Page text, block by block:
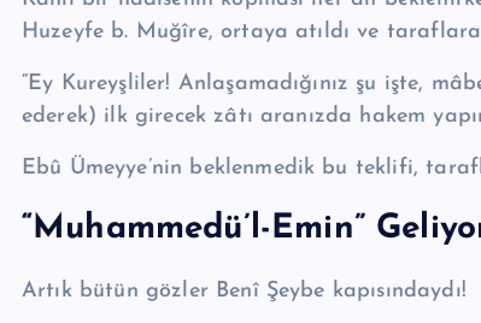
Huzeyfe b. Muğîre, ortaya atıldı ve
“Ey Ku­reyşliler! Anlaşamadığınız şu işte,
ederek) ilk girecek zâtı aranızda hakem
Ebû Ümeyye’nin beklenmedik bu teklifi,
“Muhammedü’l-Emin”
Artık bütün gözler Benî Şeybe kapısındaydı!